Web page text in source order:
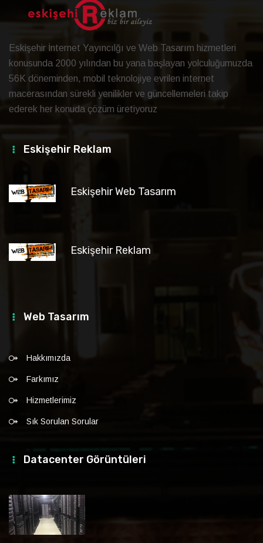
Eskişehir İnternet Yayıncılğı ve Web Tasarım hizmetleri
konusunda 2000 yılından bu yana başlayan yolculuğumuzda
56K döneminden, mobil teknolojiye evrilen internet
macerasından sürekli yenilikler ve güncellemeleri takip
ederek her konuda çözüm üretiyoruz
Eskişehir Reklam
Eskişehir Web Tasarım
Eskişehir Reklam
Web Tasarım
Hakkımızda
Farkımız
Hizmetlerimiz
Sık Sorulan Sorular
Datacenter Görüntüleri